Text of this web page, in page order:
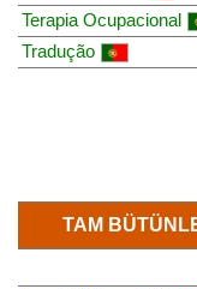
Terapia Ocupacional
Tradução
TAM